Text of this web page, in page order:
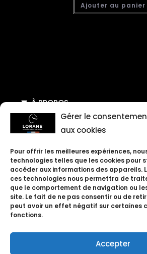
Gérer le
aux cookies
Pour offrir les meilleures expériences,
technologies telles que les cookies pour
accéder aux informations des appareils.
ces technologies nous permettra de
que le comportement de navigation ou
site. Le fait de ne pas consentir ou de
peut avoir un effet négatif sur certaines
fonctions.
Accepter
Ajouter au panier
À PROPOS
AIDE & CONTACT
SUIVEZ-NOUS